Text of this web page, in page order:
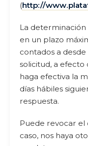
(http://
La
en un plazo
contados a
solicitud, a efecto
haga efectiva la
días hábiles
respuesta.
Puede revocar el
caso, nos haya